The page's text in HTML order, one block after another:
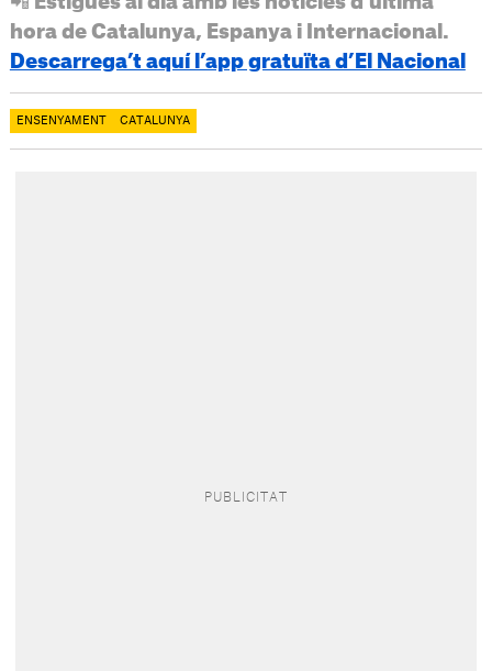
hora de Catalunya, Espanya i Internacional.
Descarrega’t aquí l’app gratuïta d’El Nacional
ENSENYAMENT CATALUNYA